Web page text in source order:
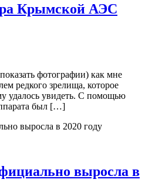
Крымской АЭС
фотографии) как мне
редкого зрелища, которое
удалось увидеть. С помощью
был […]
выросла в